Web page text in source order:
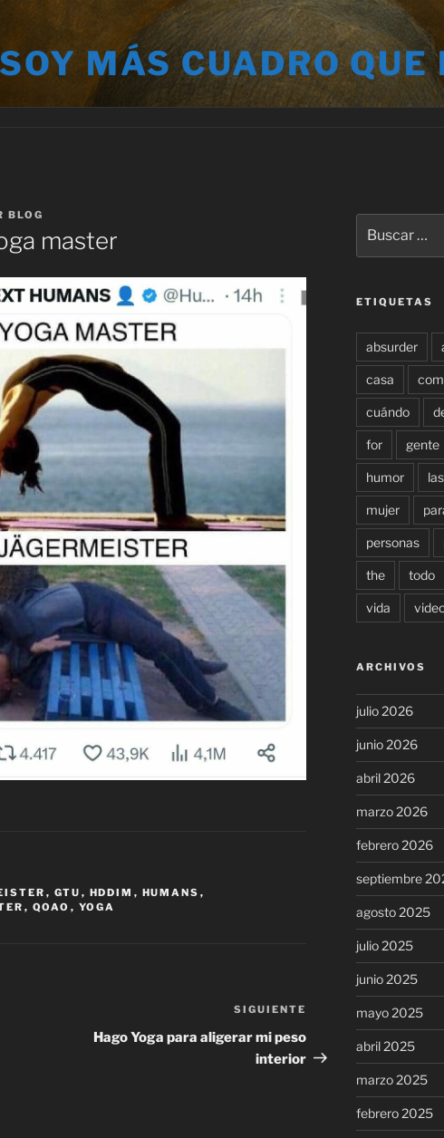
MÁS CUADRO QUE
BLOG
master
, GTU , HDDIM , HUMANS ,
, QOAO , YOGA
Siguiente
entrada
SIGUIENTE
Hago Yoga para aligerar mi peso
interior
por:
ETIQUETAS
absurder
casa
cuándo
for gente
humor las
mujer
personas
the todo
vida
ARCHIVOS
julio 2026
junio 2026
abril 2026
marzo 2026
febrero 2026
septiembre
agosto 2025
julio 2025
junio 2025
mayo 2025
abril 2025
marzo 2025
febrero 2025